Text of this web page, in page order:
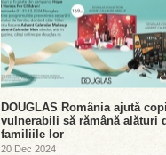
DOUGLAS România ajută
vulnerabili să rămână alături
familiile lor
20 Dec 2024